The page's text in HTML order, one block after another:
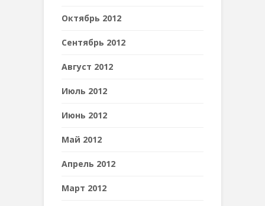
Октябрь 2012
Сентябрь 2012
Август 2012
Июль 2012
Июнь 2012
Май 2012
Апрель 2012
Март 2012